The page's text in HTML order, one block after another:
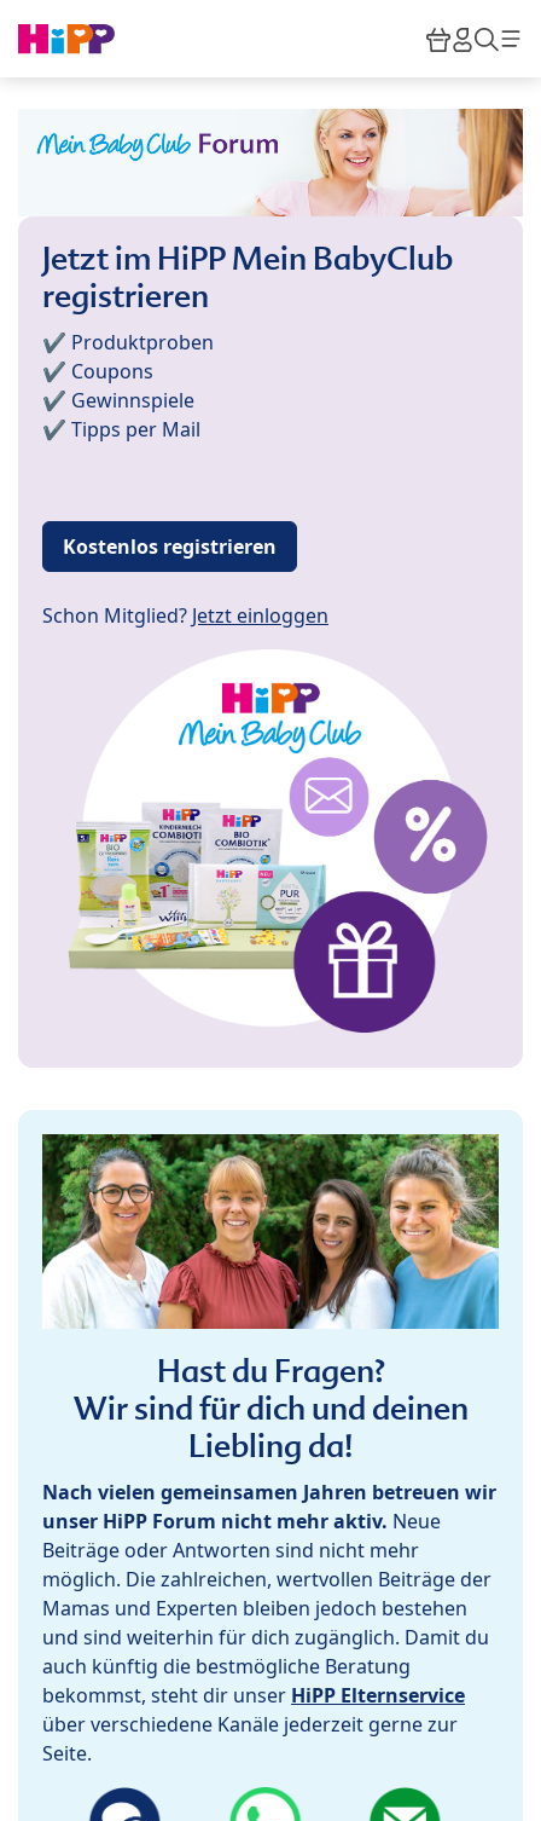
HiPP
Jetzt im HiPP Mein BabyClub
registrieren
✔️ Produktproben
✔️ Coupons
✔️ Gewinnspiele
✔️ Tipps per Mail
Kostenlos registrieren
Schon Mitglied? Jetzt einloggen
Hast du Fragen?
Wir sind für dich und deinen
Liebling da!
Nach vielen gemeinsamen Jahren betreuen wir
unser HiPP Forum nicht mehr aktiv. Neue
Beiträge oder Antworten sind nicht mehr
möglich. Die zahlreichen, wertvollen Beiträge der
Mamas und Experten bleiben jedoch bestehen
und sind weiterhin für dich zugänglich. Damit du
auch künftig die bestmögliche Beratung
bekommst, steht dir unser HiPP Elternservice
über verschiedene Kanäle jederzeit gerne zur
Seite.